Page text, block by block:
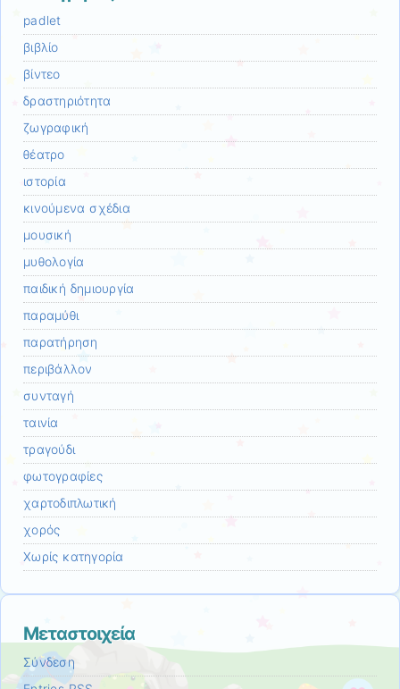
padlet
βιβλίο
βίντεο
δραστηριότητα
ζωγραφική
θέατρο
ιστορία
κινούμενα σχέδια
μουσική
μυθολογία
παιδική δημιουργία
παραμύθι
παρατήρηση
περιβάλλον
συνταγή
ταινία
τραγούδι
φωτογραφίες
χαρτοδιπλωτική
χορός
Χωρίς κατηγορία
Μεταστοιχεία
Σύνδεση